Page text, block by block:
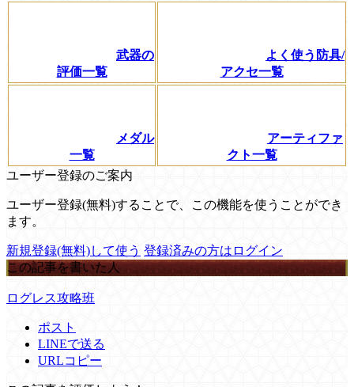
武器の
評価一覧
よく使う防具/
アクセ一覧
メダル
一覧
アーティファ
クト一覧
ユーザー登録のご案内
ユーザー登録(無料)することで、この機能を使うことができ
ます。
新規登録(無料)して使う 登録済みの方はログイン
この記事を書いた人
ログレス攻略班
ポスト
LINEで送る
URLコピー